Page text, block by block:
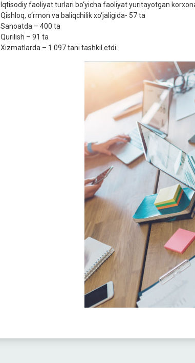
Iqtisodiy faoliyat turlari bo‘yicha faoliyat yuritayotgan
Qishloq, o‘rmon va baliqchilik xo‘jaligida- 57 ta
Sanoatda – 400 ta
Qurilish – 91 ta
Xizmatlarda – 1 097 tani tashkil etdi.